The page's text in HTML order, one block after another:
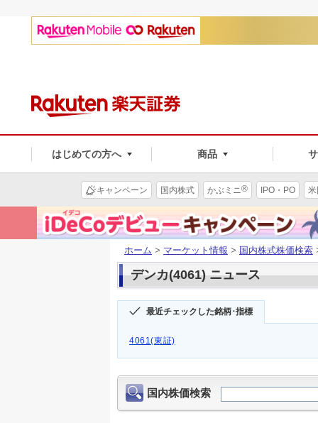
はじめての方へ 商品
キャンペーン 国内株式 かぶミニ® IPO・PO
ホーム > マーケット情報 > 国内株式株価検索
デンカ(4061) ニュース
最近チェックした銘柄･指標
4061(東証)